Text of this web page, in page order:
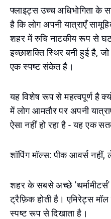
फ्लाइट्स उच्च अधिभोगिता के
है कि लोग अपनी यात्राएँ
शहर में रुचि नाटकीय रूप से
इच्छाशक्ति स्थिर बनी हुई है,
एक स्पष्ट संकेत है।
यह विशेष रूप से महत्वपूर्ण है
में लोग आमतौर पर अपनी
ऐसा नहीं हो रहा है - यह एक
शॉपिंग मॉल्स: पीक आवर्स
शहर के सबसे अच्छे
ट्रैफ़िक होती है। एमिरेट्स मॉल
स्पष्ट रूप से दिखाता है।